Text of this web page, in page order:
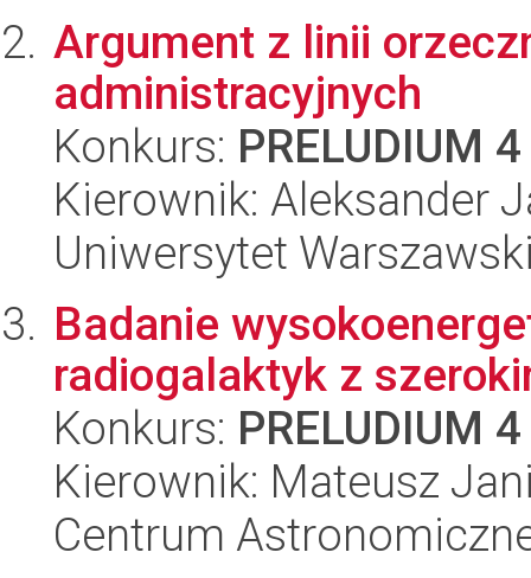
Argument z linii
administracyjnych
Konkurs: PRELUDIUM 4
Kierownik: Aleksander
Uniwersytet
Badanie
radiogalaktyk z
Konkurs: PRELUDIUM 4
Kierownik: Mateusz
Centrum